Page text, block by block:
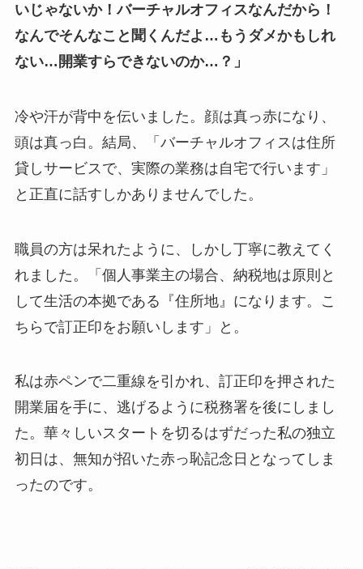
いじゃないか！バーチャルオフィスなんだから！
なんでそんなこと聞くんだよ…もうダメかもしれ
ない…開業すらできないのか…？」
冷や汗が背中を伝いました。顔は真っ赤になり、
頭は真っ白。結局、「バーチャルオフィスは住所
貸しサービスで、実際の業務は自宅で行います」
と正直に話すしかありませんでした。
職員の方は呆れたように、しかし丁寧に教えてく
れました。「個人事業主の場合、納税地は原則と
して生活の本拠である『住所地』になります。こ
ちらで訂正印をお願いします」と。
私は赤ペンで二重線を引かれ、訂正印を押された
開業届を手に、逃げるように税務署を後にしまし
た。華々しいスタートを切るはずだった私の独立
初日は、無知が招いた赤っ恥記念日となってしま
ったのです。